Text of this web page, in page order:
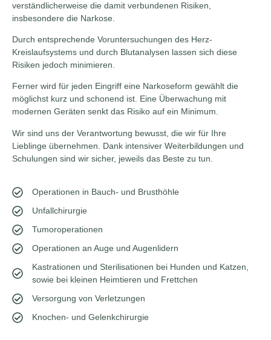
verständlicherweise die damit verbundenen Risiken,
insbesondere die Narkose.
Durch entsprechende Voruntersuchungen des Herz-
Kreislaufsystems und durch Blutanalysen lassen sich diese
Risiken jedoch minimieren.
Ferner wird für jeden Eingriff eine Narkoseform gewählt die
möglichst kurz und schonend ist. Eine Überwachung mit
modernen Geräten senkt das Risiko auf ein Minimum.
Wir sind uns der Verantwortung bewusst, die wir für Ihre
Lieblinge übernehmen. Dank intensiver Weiterbildungen und
Schulungen sind wir sicher, jeweils das Beste zu tun.
Operationen in Bauch- und Brusthöhle
Unfallchirurgie
Tumoroperationen
Operationen an Auge und Augenlidern
Kastrationen und Sterilisationen bei Hunden und Katzen,
sowie bei kleinen Heimtieren und Frettchen
Versorgung von Verletzungen
Knochen- und Gelenkchirurgie